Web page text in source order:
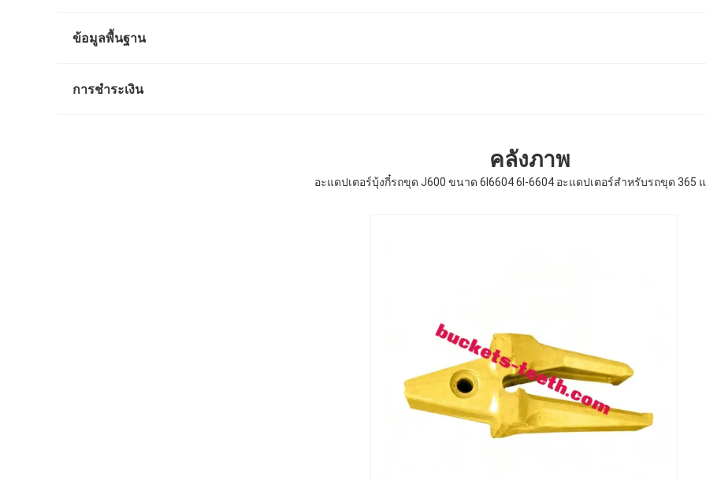
ข้อมูลพื้นฐาน
การชำระเงิน
คลังภาพ
อะแดปเตอร์บุ้งกี๋รถขุด J600 ขนาด 6I6604 6I-6604 อะแดปเตอร์สำหรับรถขุด 365